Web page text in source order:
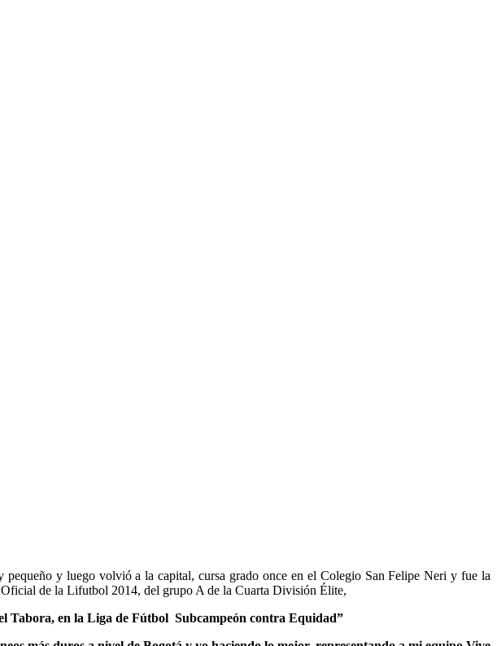
y luego volvió a la capital, cursa grado once en el Colegio San Felipe Neri y fue la
de la Lifutbol 2014, del grupo A de la Cuarta División Élite,
Tabora, en la Liga de Fútbol Subcampeón contra Equidad”